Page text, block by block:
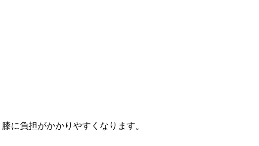
に負担がかかりやすくなります。